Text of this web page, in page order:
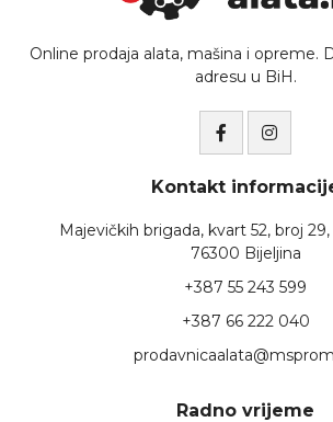
Online prodaja alata, mašina i opreme.
adresu u BiH.
Kontakt
Majevičkih brigada, kvart 52, broj
76300 Bijeljina
+387 55 243 599
+387 66 222 040
Radno vrijeme